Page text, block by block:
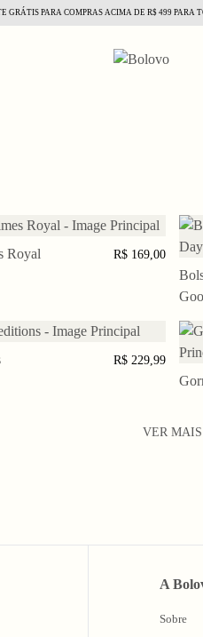
GRÁTIS PARA COMPRAS ACIMA DE R$ 499 PARA
AO CARRINHO
Royal R$ 169,00
AO CARRINHOR$ 229,99
VER MAIS
A
Sobre